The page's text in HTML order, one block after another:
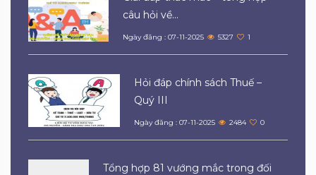
câu hỏi về...
Ngày đăng : 07-11-2025 5327 1
Hỏi đáp chính sách Thuế –
Quý III
Ngày đăng : 07-11-2025 2484 0
Tổng hợp 81 vướng mắc trong đối